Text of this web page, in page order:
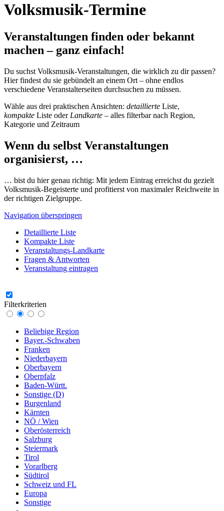
Volksmusik-Termine
Veranstaltungen finden oder bekannt
machen – ganz einfach!
Du suchst Volksmusik-Veranstaltungen, die wirklich zu dir passen?
Hier findest du sie gebündelt an einem Ort – ohne endlos
verschiedene Veranstalterseiten durchsuchen zu müssen.
Wähle aus drei praktischen Ansichten: detaillierte Liste,
kompakte Liste oder Landkarte – alles filterbar nach Region,
Kategorie und Zeitraum
Wenn du selbst Veranstaltungen
organisierst, …
… bist du hier genau richtig: Mit jedem Eintrag erreichst du gezielt
Volksmusik-Begeisterte und profitierst von maximaler Reichweite in
der richtigen Zielgruppe.
Navigation überspringen
Detaillierte Liste
Kompakte Liste
Veranstaltungs-Landkarte
Fragen & Antworten
Veranstaltung eintragen
Filterkriterien
Beliebige Region
Bayer.-Schwaben
Franken
Niederbayern
Oberbayern
Oberpfalz
Baden-Württ.
Sonstige (D)
Burgenland
Kärnten
NÖ / Wien
Oberösterreich
Salzburg
Steiermark
Tirol
Vorarlberg
Südtirol
Schweiz und FL
Europa
Sonstige